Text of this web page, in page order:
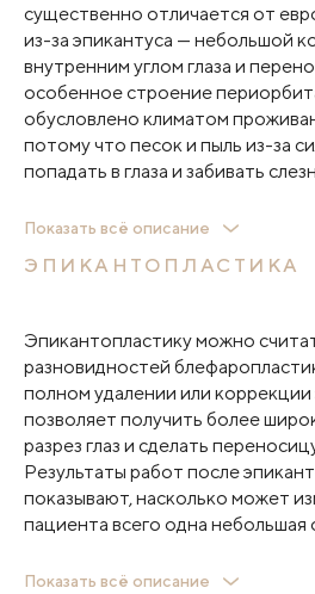
существенно отличается от
из-за эпикантуса — небольшой
внутренним углом глаза и
особенное строение
обусловлено климатом
потому что песок и пыль из-за
попадать в глаза и забивать
Сейчас среди пациентов с
пластическую операцию,
популярностью в ряде
Южной Корее.
Показать всё описание
ЭПИКАНТОПЛАСТИКА
Эпикантопластику можно
разновидностей
полном удалении или коррекции
позволяет получить более
разрез глаз и сделать
Результаты работ после
показывают, насколько может
пациента всего одна небольшая
Изменение разреза глаз придает
Показать всё описание